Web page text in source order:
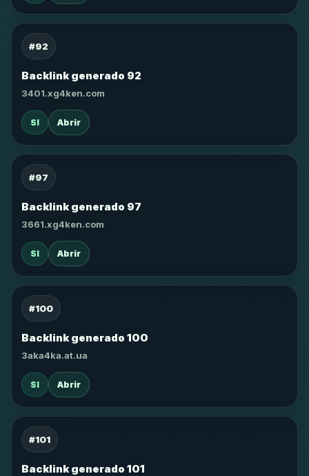
#92
Backlink generado 92
3401.xg4ken.com
SI Abrir
#97
Backlink generado 97
3661.xg4ken.com
SI Abrir
#100
Backlink generado 100
3aka4ka.at.ua
SI Abrir
#101
Backlink generado 101